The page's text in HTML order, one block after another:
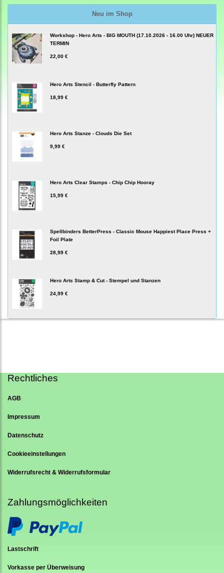
Neu im Shop
Workshop - Hero Arts - BIG MOUTH (17.10.2026 - 16.00 Uhr) NEUER
TERMIN
22,00 €
Hero Arts Stencil - Butterfly Pattern
18,99 €
Hero Arts Stanze - Clouds Die Set
9,99 €
Hero Arts Clear Stamps - Chip Chip Hooray
15,99 €
Spellbinders BetterPress - Classic Mouse Happiest Place Press +
Foil Plate
28,99 €
Hero Arts Stamp & Cut - Stempel und Stanzen
24,99 €
Rechtliches
AGB
Impressum
Datenschutz
Cookieeinstellungen
Widerrufsrecht & Widerrufsformular
Zahlungsmöglichkeiten
Lastschrift
Vorkasse per Überweisung